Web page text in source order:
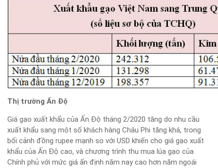
Thị trường Ấn Độ
Giá gạo xuất khẩu của Ấn Độ tháng 2/2020 tăng do nhu cầu
xuất khẩu sang một số khách hàng Châu Phi tăng khá, trong
bối cảnh đồng rupee mạnh so với USD khiến cho giá gạo xuất
khẩu của Ấn Độ cao, và chương trình thu mua lúa gạo của
Chính phủ với mức giá ấn định năm nay cao hơn năm ngoái